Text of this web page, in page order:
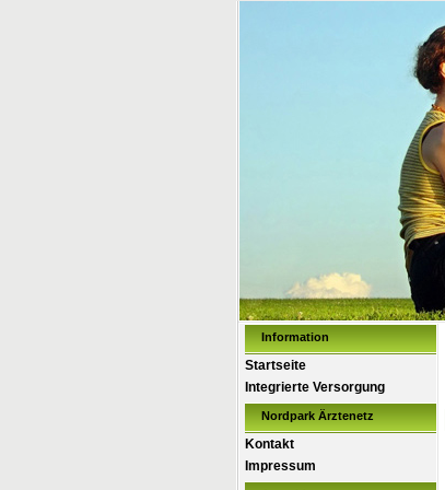
Information
Startseite
Integrierte Versorgung
Nordpark Ärztenetz
Kontakt
Impressum